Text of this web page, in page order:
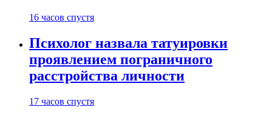
16 часов спустя
Психолог назвала татуировки
проявлением пограничного
расстройства личности
17 часов спустя